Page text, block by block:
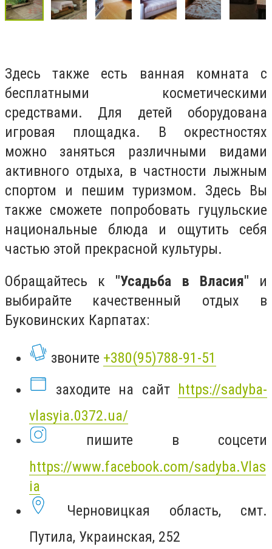
Здесь также есть ванная комната с
бесплатными косметическими
средствами. Для детей оборудована
игровая площадка. В окрестностях
можно заняться различными видами
активного отдыха, в частности лыжным
спортом и пешим туризмом. Здесь Вы
также сможете попробовать гуцульские
национальные блюда и ощутить себя
частью этой прекрасной культуры.
Обращайтесь к "Усадьба в Власия" и
выбирайте качественный отдых в
Буковинских Карпатах:
звоните +380(95)788-91-51
заходите на сайт https://sadyba-
vlasyia.0372.ua/
пишите в соцсети
https://www.facebook.com/sadyba.Vlas
ia
Черновицкая область, смт.
Путила, Украинская, 252